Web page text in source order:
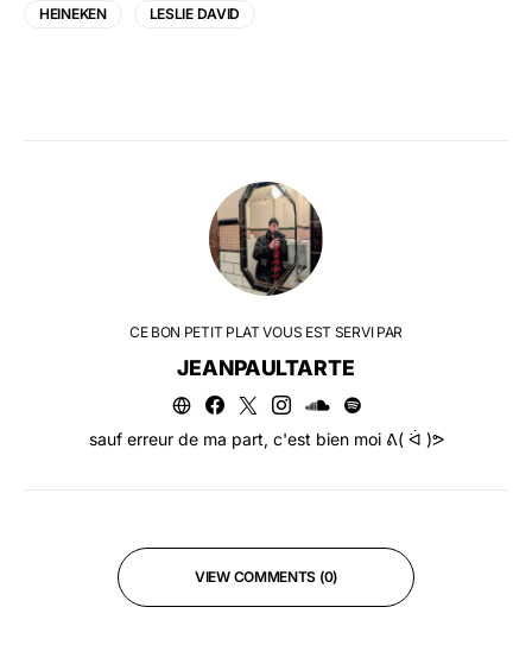
HEINEKEN LESLIE DAVID
CE BON PETIT PLAT VOUS EST SERVI PAR
JEANPAULTARTE
sauf erreur de ma part, c'est bien moi ᕕ( ᐛ )ᕗ
VIEW COMMENTS (0)